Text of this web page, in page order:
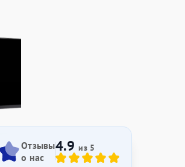
Отзывы
о нас
4.9из 5